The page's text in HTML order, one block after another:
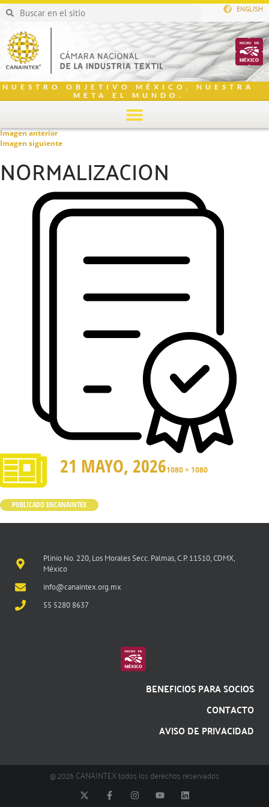
ENGLISH
NUESTRO OBJETIVO MÉXICO, NUESTRA
META EL MUNDO.
Imagen anterior
Imagen siguiente
NORMALIZACION
21 MAYO, 20261080 × 1080
PUBLICADO ENCANAINTEX
Plinio No. 220, Los Morales Secc. Palmas, C.P. 11510, CDMX,
México
info@canaintex.org.mx
55 5280 8637
BENEFICIOS PARA SOCIOS
CONTACTO
AVISO DE PRIVACIDAD
@ 2026 CANAINTEX todos los derechos reservados